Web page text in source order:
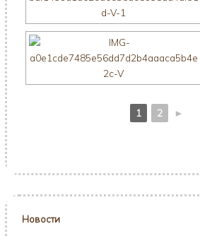
1 2 ►
Новости